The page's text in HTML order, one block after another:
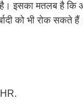
है। इसका मतलब है
को भी रोक सकते हैं।